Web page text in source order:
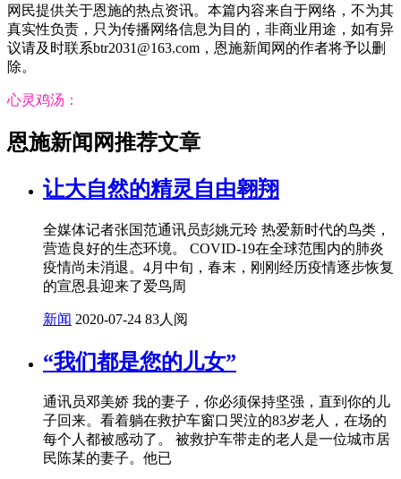
网民提供关于恩施的热点资讯。本篇内容来自于网络，不为其
真实性负责，只为传播网络信息为目的，非商业用途，如有异
议请及时联系btr2031@163.com，恩施新闻网的作者将予以删
除。
心灵鸡汤：
恩施新闻网推荐文章
让大自然的精灵自由翱翔
全媒体记者张国范通讯员彭姚元玲 热爱新时代的鸟类，
营造良好的生态环境。 COVID-19在全球范围内的肺炎
疫情尚未消退。4月中旬，春末，刚刚经历疫情逐步恢复
的宣恩县迎来了爱鸟周
新闻 2020-07-24 83人阅
“我们都是您的儿女”
通讯员邓美娇 我的妻子，你必须保持坚强，直到你的儿
子回来。看着躺在救护车窗口哭泣的83岁老人，在场的
每个人都被感动了。 被救护车带走的老人是一位城市居
民陈某的妻子。他已